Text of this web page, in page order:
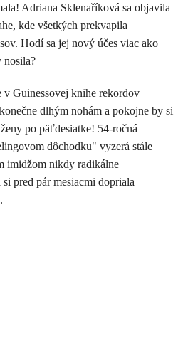
Adriana Sklenaříková sa objavila
kde všetkých prekvapila
Hodí sa jej nový účes viac ako
nosila?
v Guinessovej knihe rekordov
dlhým nohám a pokojne by si
po päťdesiatke! 54-ročná
dôchodku" vyzerá stále
imidžom nikdy radikálne
pred pár mesiacmi dopriala